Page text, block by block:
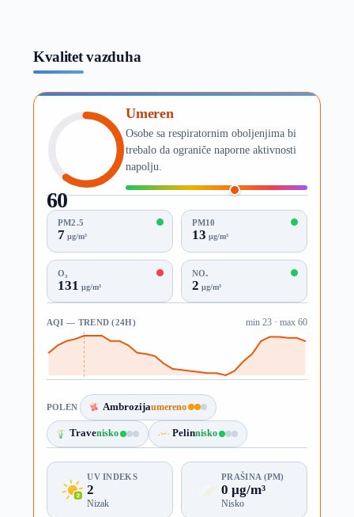
Kvalitet vazduha
60
AQI
Umeren
Osobe sa respiratornim oboljenjima bi
trebalo da ograniče naporne aktivnosti
napolju.
PM2.5
7 µg/m³
PM10
13 µg/m³
O₃
131 µg/m³
NO₂
2 µg/m³
AQI — TREND (24H) min 23 · max 60
POLEN Ambrozijaumereno
Travenisko Pelinnisko
UV INDEKS
2
Nizak
PRAŠINA (PM)
0 µg/m³
Nisko